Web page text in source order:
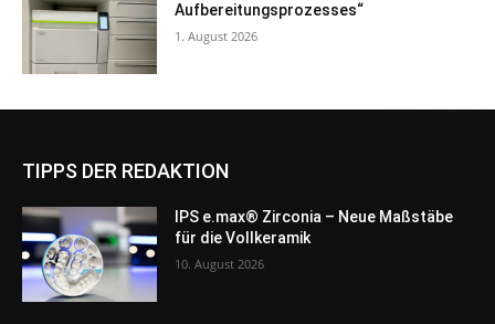
Aufbereitungsprozesses“
1. August 2026
TIPPS DER REDAKTION
IPS e.max® Zirconia – Neue Maßstäbe
für die Vollkeramik
10. August 2026